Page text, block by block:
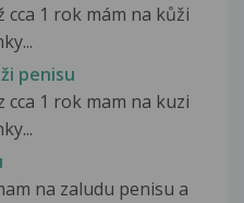
cca 1 rok mám na kůži
penisu
cca 1 rok mam na kuzi
na zaludu penisu a